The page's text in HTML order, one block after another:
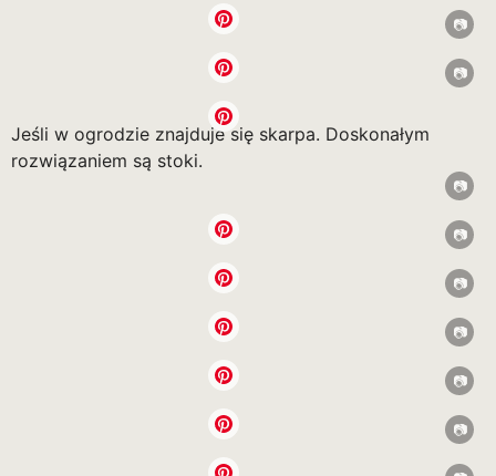
Jeśli w ogrodzie znajduje się skarpa. Doskonałym
rozwiązaniem są stoki.